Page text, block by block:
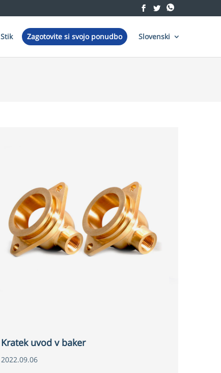
Stik Zagotovite si svojo ponudbo Slovenski
Kratek uvod v baker
2022.09.06